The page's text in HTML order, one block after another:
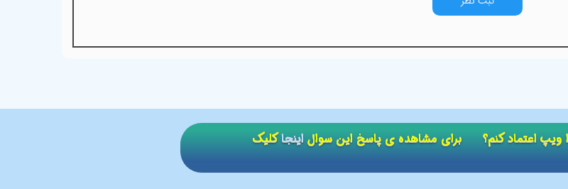
ویپ اعتماد کنم؟ برای مشاهده ی پاسخ این سوالاینجاکلیک